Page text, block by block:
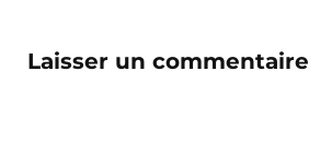
Laisser un commentaire